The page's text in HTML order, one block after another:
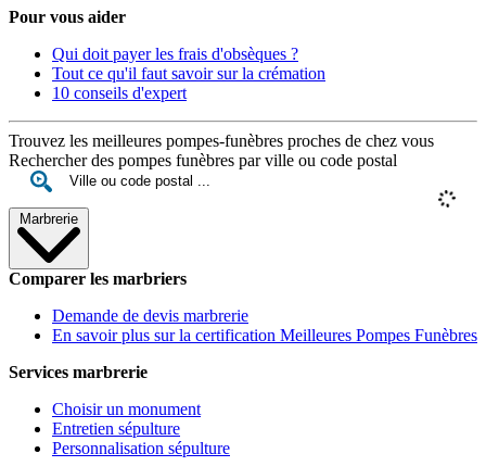
Pour vous aider
Qui doit payer les frais d'obsèques ?
Tout ce qu'il faut savoir sur la crémation
10 conseils d'expert
Trouvez les meilleures pompes-funèbres proches de chez vous
Rechercher des pompes funèbres par ville ou code postal
Marbrerie
Comparer les marbriers
Demande de devis marbrerie
En savoir plus sur la certification Meilleures Pompes Funèbres
Services marbrerie
Choisir un monument
Entretien sépulture
Personnalisation sépulture